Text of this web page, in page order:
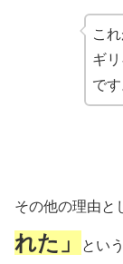
こ
ギ
で
その他の理由と
れた」
とい